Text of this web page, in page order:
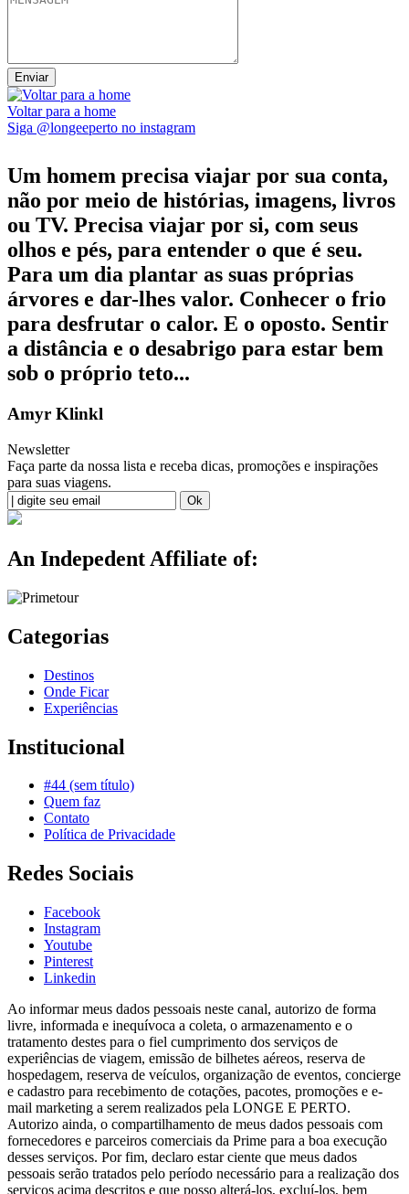
Voltar para a home
Siga @longeeperto no instagram
Um homem precisa viajar por sua conta,
não por meio de histórias, imagens, livros
ou TV. Precisa viajar por si, com seus
olhos e pés, para entender o que é seu.
Para um dia plantar as suas próprias
árvores e dar-lhes valor. Conhecer o frio
para desfrutar o calor. E o oposto. Sentir
a distância e o desabrigo para estar bem
sob o próprio teto...
Amyr Klinkl
Newsletter
Faça parte da nossa lista e receba dicas, promoções e inspirações
para suas viagens.
An Indepedent Affiliate of:
Categorias
Destinos
Onde Ficar
Experiências
Institucional
#44 (sem título)
Quem faz
Contato
Política de Privacidade
Redes Sociais
Facebook
Instagram
Youtube
Pinterest
Linkedin
Ao informar meus dados pessoais neste canal, autorizo de forma
livre, informada e inequívoca a coleta, o armazenamento e o
tratamento destes para o fiel cumprimento dos serviços de
experiências de viagem, emissão de bilhetes aéreos, reserva de
hospedagem, reserva de veículos, organização de eventos, concierge
e cadastro para recebimento de cotações, pacotes, promoções e e-
mail marketing a serem realizados pela LONGE E PERTO.
Autorizo ainda, o compartilhamento de meus dados pessoais com
fornecedores e parceiros comerciais da Prime para a boa execução
desses serviços. Por fim, declaro estar ciente que meus dados
pessoais serão tratados pelo período necessário para a realização dos
serviços acima descritos e que posso alterá-los, excluí-los, bem